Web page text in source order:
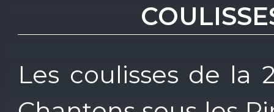
Les coulisses de la